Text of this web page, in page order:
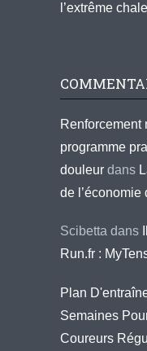
l’extrême
Renforcement
programme
douleur dans
de l’économie
Scibetta dans
Run.fr :
Plan
Semaines
Coureurs